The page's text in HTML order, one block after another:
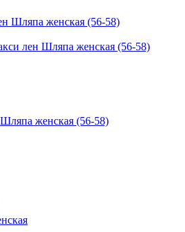
лен Шляпа женская (56-58)
женская (56-58)